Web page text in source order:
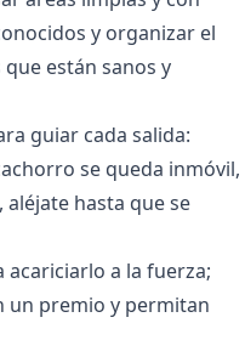
y organizar el
están sanos y
guiar cada salida:
se queda inmóvil,
hasta que se
acariciarlo a la fuerza;
un premio y permitan